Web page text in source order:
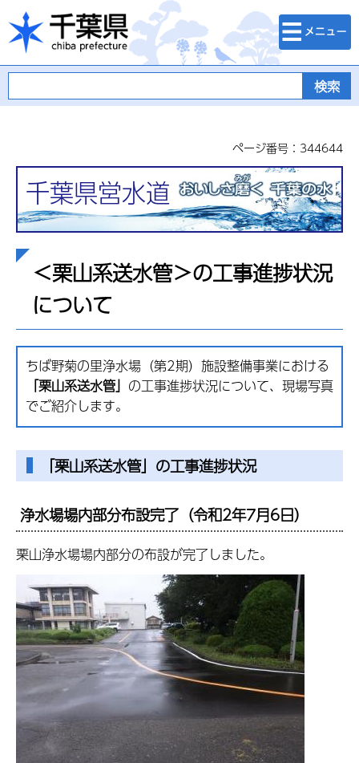
千葉県
検索・メニュ
ー
ページ番号：344644
千葉県営水道
＜栗山系送水管＞の工事進捗状況
について
ちば野菊の里浄水場（第2期）施設整備事業における
「栗山系送水管」 の工事進捗状況について、現場写真
でご紹介します。
「栗山系送水管」の工事進捗状況
浄水場場内部分布設完了（令和2年7月6日）
栗山浄水場場内部分の布設が完了しました。